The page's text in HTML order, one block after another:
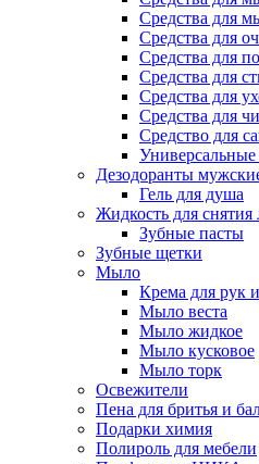
Средства для
Средства для
Средства для
Средства для
Средства для
Средства для
Средство для
Универсальные
Дезодоранты
Гель для душа
Жидкость для снятия
Зубные пасты
Зубные щетки
Мыло
Крема для рук
Мыло веста
Мыло жидкое
Мыло кусковое
Мыло торк
Освежители
Пена для бритья и
Подарки химия
Полироль для мебели